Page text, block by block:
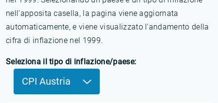
nell'apposita casella, la pagina viene aggiornata
automaticamente, e viene visualizzato l'andamento della
cifra di inflazione nel 1999.
Seleziona il tipo di inflazione/paese:
CPI Austria